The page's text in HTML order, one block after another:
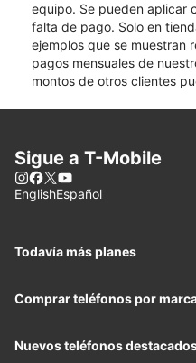
equipo. Se pueden aplicar
falta de pago. Solo en
ejemplos que se muestran
pagos mensuales de
montos de otros clientes